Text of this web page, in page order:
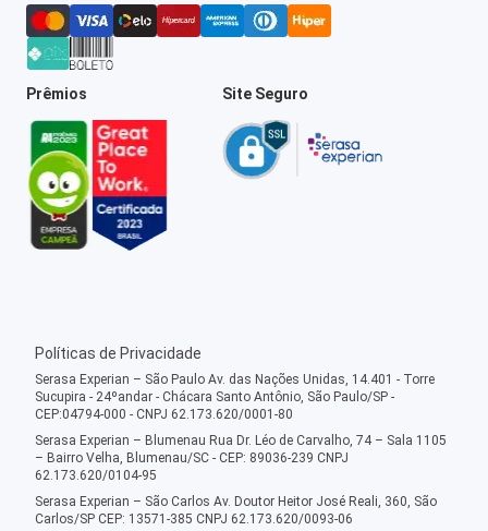
Prêmios Site Seguro
Políticas de Privacidade
Serasa Experian – São Paulo Av. das Nações Unidas, 14.401 - Torre
Sucupira - 24ºandar - Chácara Santo Antônio, São Paulo/SP -
CEP:04794-000 - CNPJ 62.173.620/0001-80
Serasa Experian – Blumenau Rua Dr. Léo de Carvalho, 74 – Sala 1105
– Bairro Velha, Blumenau/SC - CEP: 89036-239 CNPJ
62.173.620/0104-95
Serasa Experian – São Carlos Av. Doutor Heitor José Reali, 360, São
Carlos/SP CEP: 13571-385 CNPJ 62.173.620/0093-06